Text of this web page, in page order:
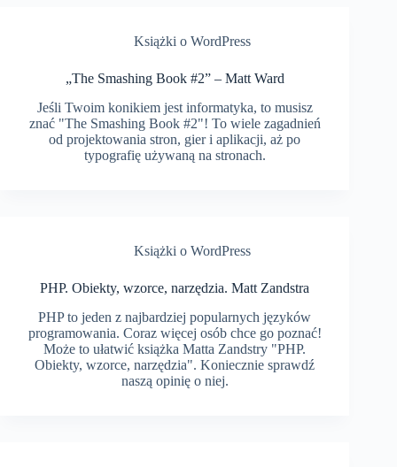
Książki o WordPress
„The Smashing Book #2” – Matt Ward
Jeśli Twoim konikiem jest informatyka, to musisz
znać "The Smashing Book #2"! To wiele zagadnień
od projektowania stron, gier i aplikacji, aż po
typografię używaną na stronach.
Książki o WordPress
PHP. Obiekty, wzorce, narzędzia. Matt Zandstra
PHP to jeden z najbardziej popularnych języków
programowania. Coraz więcej osób chce go poznać!
Może to ułatwić książka Matta Zandstry "PHP.
Obiekty, wzorce, narzędzia". Koniecznie sprawdź
naszą opinię o niej.